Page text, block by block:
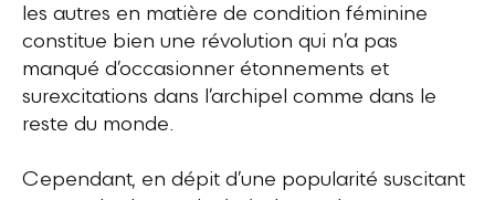
les autres en matière de condition féminine
constitue bien une révolution qui n’a pas
manqué d’occasionner étonnements et
surexcitations dans l’archipel comme dans le
reste du monde.
Cependant, en dépit d’une popularité suscitant